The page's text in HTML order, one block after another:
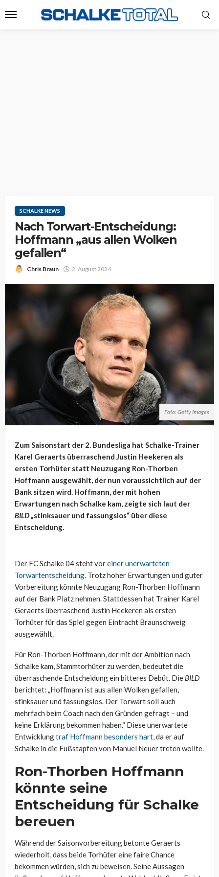
SCHALKE NEWS
Nach Torwart-Entscheidung:
Hoffmann „aus allen Wolken
gefallen“
Chris Braun 2. August 2024
Foto: Getty Images
Zum Saisonstart der 2. Bundesliga hat Schalke-Trainer
Karel Geraerts überraschend Justin Heekeren als
ersten Torhüter statt Neuzugang Ron-Thorben
Hoffmann ausgewählt, der nun voraussichtlich auf der
Bank sitzen wird. Hoffmann, der mit hohen
Erwartungen nach Schalke kam, zeigte sich laut der
BILD„stinksauer und fassungslos“ über diese
Entscheidung.
Der FC Schalke 04 steht voreiner unerwarteten
Torwartentscheidung. Trotz hoher Erwartungen und guter
Vorbereitung könnte Neuzugang Ron-Thorben Hoffmann
auf der Bank Platz nehmen. Stattdessen hat Trainer Karel
Geraerts überraschend Justin Heekeren als ersten
Torhüter für das Spiel gegen Eintracht Braunschweig
ausgewählt.
Für Ron-Thorben Hoffmann, der mit der Ambition nach
Schalke kam, Stammtorhüter zu werden, bedeutet die
überraschende Entscheidung ein bitteres Debüt. Die BILD
berichtet: „Hoffmann ist aus allen Wolken gefallen,
stinksauer und fassungslos. Der Torwart soll auch
mehrfach beim Coach nach den Gründen gefragt – und
keine Erklärung bekommen haben.“ Diese unerwartete
Entwicklungtraf Hoffmann besonders hart, da er auf
Schalke in die Fußstapfen von Manuel Neuer treten wollte.
Ron-Thorben Hoffmann
könnte seine
Entscheidung für Schalke
bereuen
Während der Saisonvorbereitung betonte Geraerts
wiederholt, dass beide Torhüter eine faire Chance
bekommen würden, sich zu beweisen. Seine Aussagen